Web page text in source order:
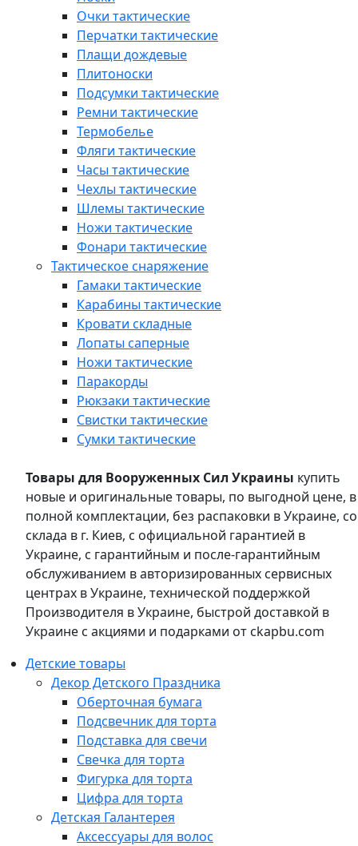
Очки тактические
Перчатки тактические
Плащи дождевые
Плитоноски
Подсумки тактические
Ремни тактические
Термобелье
Фляги тактические
Часы тактические
Чехлы тактические
Шлемы тактические
Ножи тактические
Фонари тактические
Тактическое снаряжение
Гамаки тактические
Карабины тактические
Кровати складные
Лопаты саперные
Ножи тактические
Паракорды
Рюкзаки тактические
Свистки тактические
Сумки тактические
Товары для Вооруженных Сил Украины купить
новые и оригинальные товары, по выгодной цене, в
полной комплектации, без распаковки в Украине, со
склада в г. Киев, с официальной гарантией в
Украине, с гарантийным и после-гарантийным
обслуживанием в авторизированных сервисных
центрах в Украине, технической поддержкой
Производителя в Украине, быстрой доставкой в
Украине с акциями и подарками от ckapbu.com
Детские товары
Декор Детского Праздника
Оберточная бумага
Подсвечник для торта
Подставка для свечи
Свечка для торта
Фигурка для торта
Цифра для торта
Детская Галантерея
Аксессуары для волос